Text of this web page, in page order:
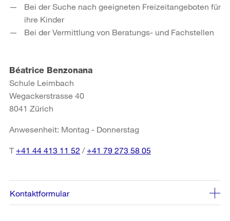
Bei der Suche nach geeigneten Freizeitangeboten für
ihre Kinder
Bei der Vermittlung von Beratungs- und Fachstellen
Béatrice Benzonana
Schule Leimbach
Wegackerstrasse 40
8041 Zürich
Anwesenheit: Montag - Donnerstag
T+41 44 413 11 52 /+41 79 273 58 05
Kontaktformular